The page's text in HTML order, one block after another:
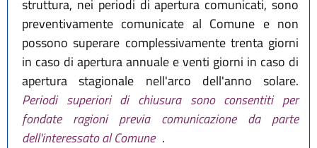
struttura, nei periodi di apertura comunicati, sono
preventivamente comunicate al Comune e non
possono superare complessivamente trenta giorni
in caso di apertura annuale e venti giorni in caso di
apertura stagionale nell'arco dell'anno solare.
Periodi superiori di chiusura sono consentiti per
fondate ragioni previa comunicazione da parte
dell'interessato al Comune .